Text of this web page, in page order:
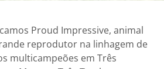
Proud Impressive, animal
reprodutor na linhagem de
multicampeões em Três